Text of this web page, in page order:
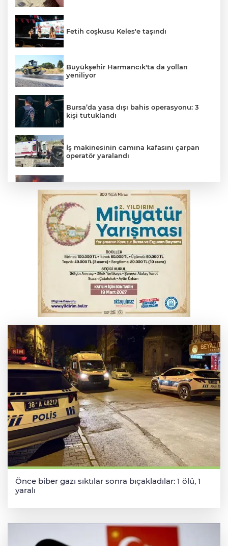
Fetih coşkusu Keles'e taşındı
Büyükşehir Harmancık'ta da yolları
yeniliyor
Bursa’da yasa dışı bahis operasyonu: 3
kişi tutuklandı
İş makinesinin camına kafasını çarpan
operatör yaralandı
sıçrayan alevler söndürüldü
Otomobil kanala uçtu: 2 yaralı
Bursa'da Mustafa Keser'den müzik ve
kahkaha dolu gece
Elektrik akımına kapılan işçi hayatını
kaybetti
Önce biber gazı sıktılar sonra bıçakladılar: 1 ölü, 1
yaralı